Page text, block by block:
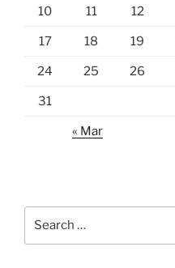
10 11 12
17 18 19
24 25 26
31
« Mar